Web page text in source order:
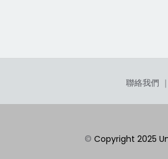
聯絡我們 ｜
© Copyright 2025